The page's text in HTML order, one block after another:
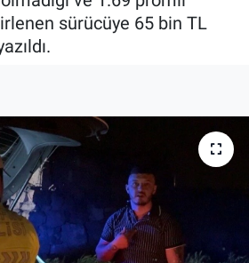
sürücüye 65 bin TL